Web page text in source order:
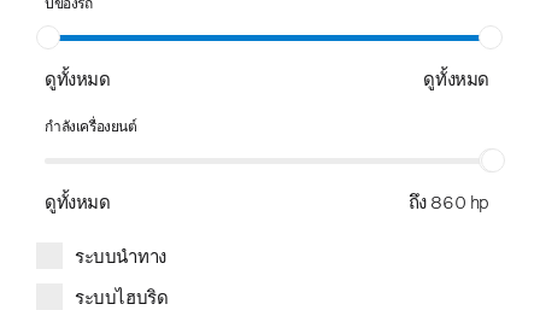
ดูทั้งหมด ดูทั้งหมด
กำลังเครื่องยนต์
ดูทั้งหมด ถึง 860 hp
ระบบนำทาง
ระบบไฮบริด